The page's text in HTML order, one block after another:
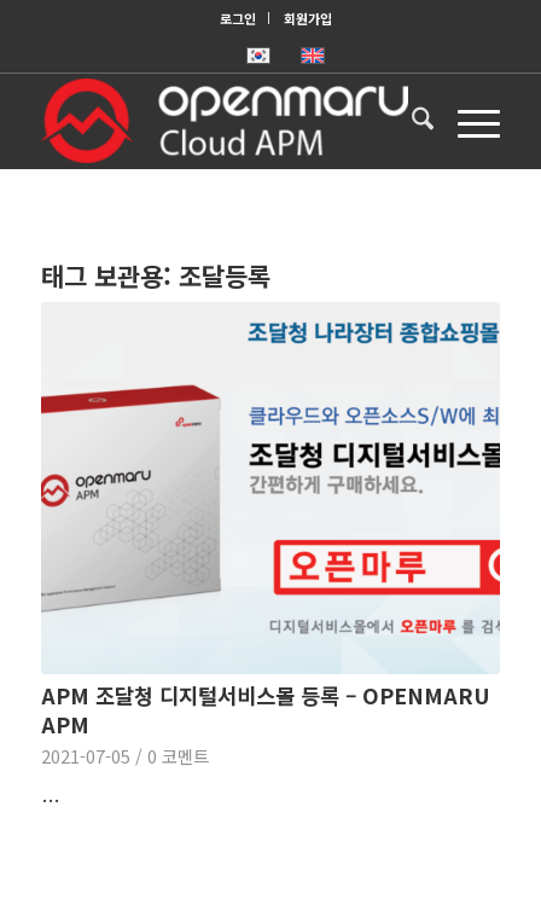
로그인 회원가입
태그 보관용: 조달등록
APM 조달청 디지털서비스몰 등록 – OPENMARU
APM
2021-07-05 / 0 코멘트
…